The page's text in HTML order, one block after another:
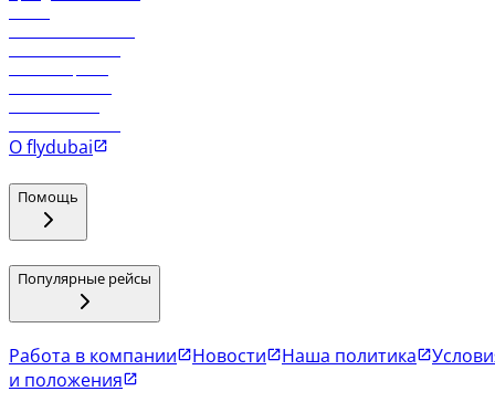
О flydubai
Помощь
Популярные рейсы
Работа в компании Новости Наша политика
и положения